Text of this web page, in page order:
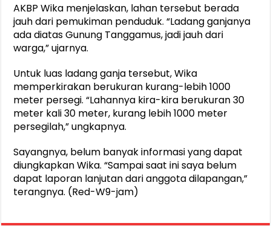
AKBP Wika menjelaskan, lahan tersebut berada
jauh dari pemukiman penduduk. “Ladang ganjanya
ada diatas Gunung Tanggamus, jadi jauh dari
warga,” ujarnya.
Untuk luas ladang ganja tersebut, Wika
memperkirakan berukuran kurang-lebih 1000
meter persegi. “Lahannya kira-kira berukuran 30
meter kali 30 meter, kurang lebih 1000 meter
persegilah,” ungkapnya.
Sayangnya, belum banyak informasi yang dapat
diungkapkan Wika. “Sampai saat ini saya belum
dapat laporan lanjutan dari anggota dilapangan,”
terangnya. (Red-W9-jam)